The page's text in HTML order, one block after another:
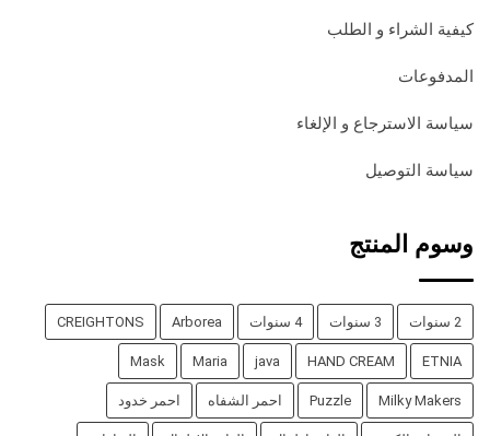
كيفية الشراء و الطلب
المدفوعات
سياسة الاسترجاع و الإلغاء
سياسة التوصيل
وسوم المنتج
2 سنوات 3 سنوات 4 سنوات Arborea
CREIGHTONS
ETNIA
HAND CREAM
java
Maria
Mask
Milky Makers
Puzzle احمر الشفاه احمر خدود